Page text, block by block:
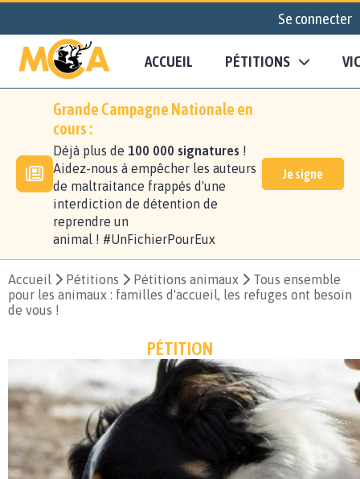
Se connecter
ACCUEIL PÉTITIONS
Grande Campagne Nationale en
cours :
Déjà plus de 100 000 signatures !
Aidez-nous à empêcher les auteurs
de maltraitance frappés d'une
interdiction de détention de
reprendre un
animal ! #UnFichierPourEux
Je signe
Accueil Pétitions Pétitions animaux
Tous ensemble
pour les animaux : familles d'accueil, les refuges ont besoin
de vous !
PÉTITION